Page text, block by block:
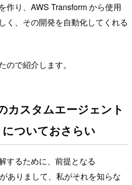
作り、AWS Transform から使用
く、その開発を自動化してくれる
で紹介します。
カスタムエージェント
ついておさらい
するために、前提となる
ありまして、私がそれを知らな